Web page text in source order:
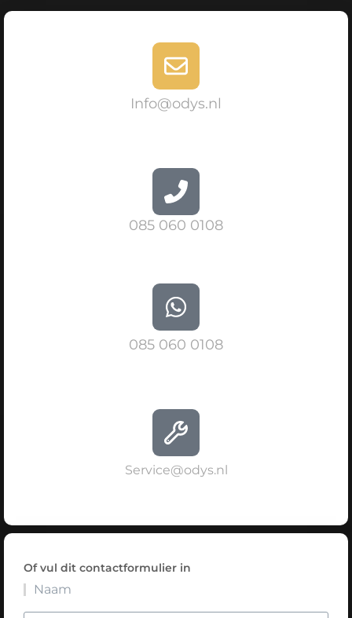
Info@odys.nl
085 060 0108
085 060 0108
Service@odys.nl
Of vul dit contactformulier in
Naam